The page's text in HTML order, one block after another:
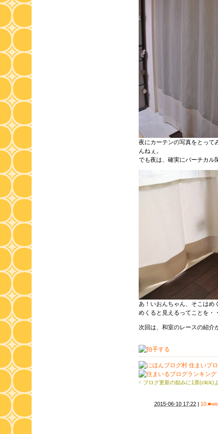
夜にカーテンの写真をとって
んねぇ。
でも夜は、確実にバーチカル
あ！いおんちゃん、そこはめ
めくると見えるってことを・
次回は、和室のレースの紹介
↑ ブログ更新の励みに1票(click)
2015-06-10 17:22 |